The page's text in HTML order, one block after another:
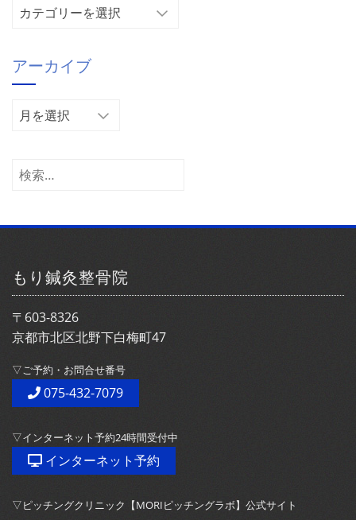
リ
ー
アーカイブ
ア
イ
検
もり鍼灸整骨院
〒603-8326
京都市北区北野下白梅町47
▽ご予約・お問合せ番号
075-432-7079
▽インターネット予約24時間受付中
インターネット予約
▽ピッチングクリニック【MORIピッチングラボ】公式サイト